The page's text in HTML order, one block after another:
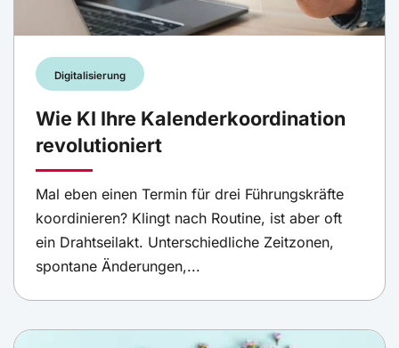
Digitalisierung
Wie KI Ihre Kalenderkoordination
revolutioniert
Mal eben einen Termin für drei Führungskräfte
koordinieren? Klingt nach Routine, ist aber oft
ein Drahtseilakt. Unterschiedliche Zeitzonen,
spontane Änderungen,...